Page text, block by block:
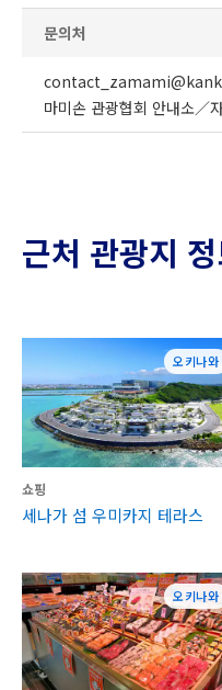
문의처
마미손 관광협회 안내소／
근처 관광지
오키나와
쇼핑
세나가 섬 우미카지 테라스
오키나와